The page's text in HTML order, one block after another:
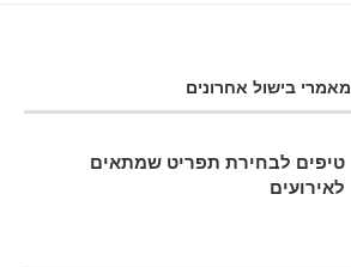
מאמרי בישול אחרונים
טיפים לבחירת תפריט שמתאים
לאירועים